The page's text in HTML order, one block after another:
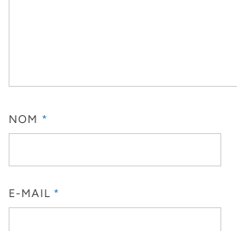
NOM *
E-MAIL *